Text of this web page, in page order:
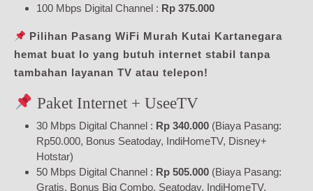
100 Mbps Digital Channel : Rp 375.000
Pilihan Pasang WiFi Murah Kutai Kartanegara
hemat buat lo yang butuh internet stabil tanpa
tambahan layanan TV atau telepon!
Paket Internet + UseeTV
30 Mbps Digital Channel : Rp 340.000 (Biaya Pasang:
Rp50.000, Bonus Seatoday, IndiHomeTV, Disney+
Hotstar)
50 Mbps Digital Channel : Rp 505.000 (Biaya Pasang:
Gratis, Bonus Big Combo, Seatoday, IndiHomeTV,